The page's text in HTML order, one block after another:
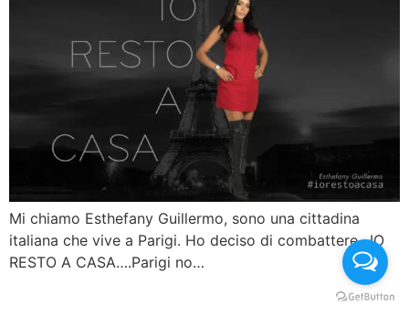
Mi chiamo Esthefany Guillermo, sono una cittadina
italiana che vive a Parigi. Ho deciso di combattere…IO
RESTO A CASA….Parigi no…